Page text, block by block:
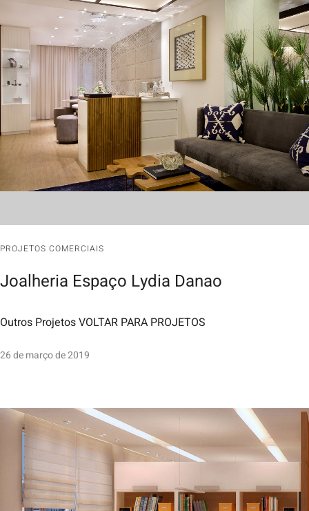
PROJETOS COMERCIAIS
Joalheria Espaço Lydia Danao
Outros Projetos VOLTAR PARA PROJETOS
26 de março de 2019